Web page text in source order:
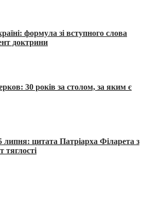
формула зі вступного слова
доктрини
30 років за столом, за яким є
липня: цитата Патріарха Філарета з
тяглості